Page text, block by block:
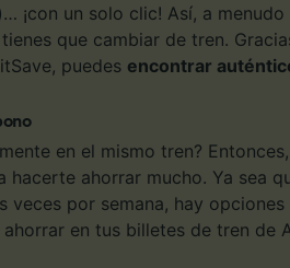
¡con un solo clic! Así, a
que cambiar de tren.
puedes encontrar
en el mismo tren?
hacerte ahorrar mucho. Ya sea
veces por semana, hay
en tus billetes de tren de